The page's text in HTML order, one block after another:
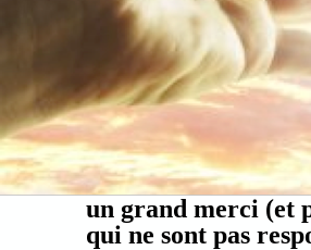
un grand merci (et
qui ne sont pas